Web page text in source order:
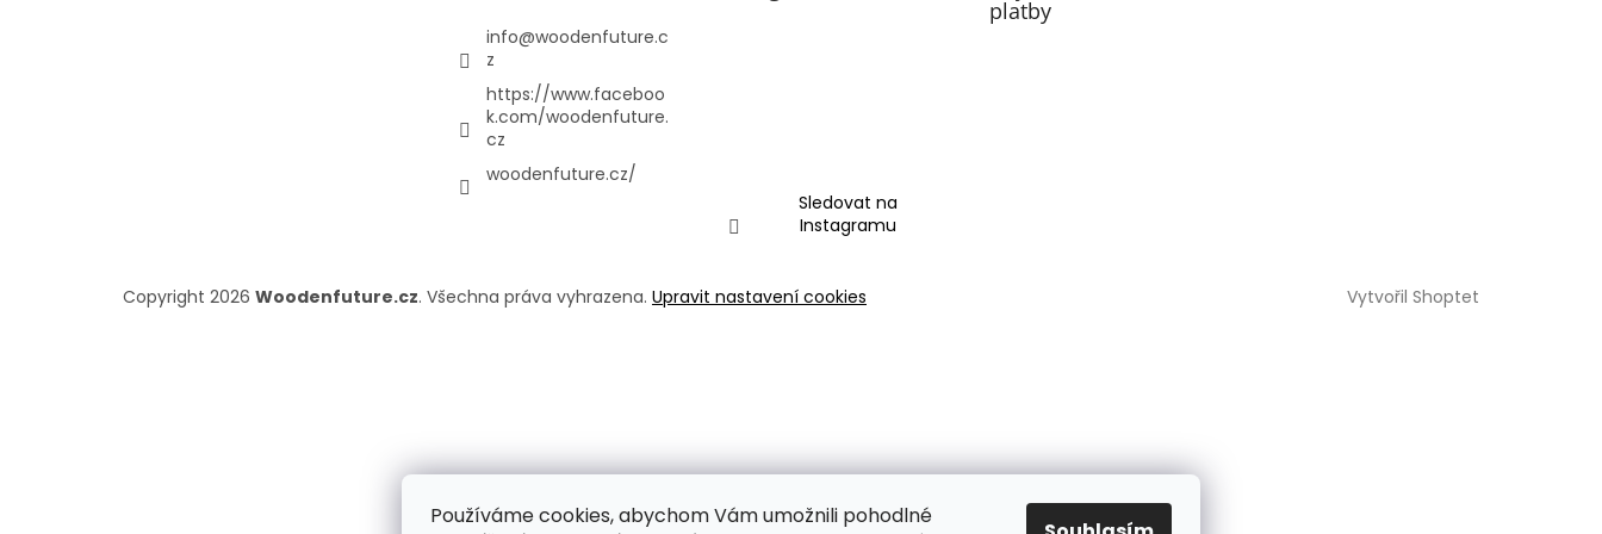
Používáme cookies, abychom Vám umožnili pohodlné
info@woodenfuture.c
z
https://www.faceboo
k.com/woodenfuture.
cz
woodenfuture.cz/
Sledovat na
Instagramu
platby
Vytvořil Shoptet
Copyright 2026 Woodenfuture.cz. Všechna práva vyhrazena. Upravit nastavení cookies